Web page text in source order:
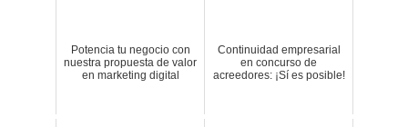
Potencia tu negocio con
nuestra propuesta de valor
en marketing digital
Continuidad empresarial
en concurso de
acreedores: ¡Sí es posible!